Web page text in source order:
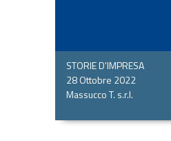
STORIE D'IMPRESA
28 Ottobre 2022
Massucco T. s.r.l.